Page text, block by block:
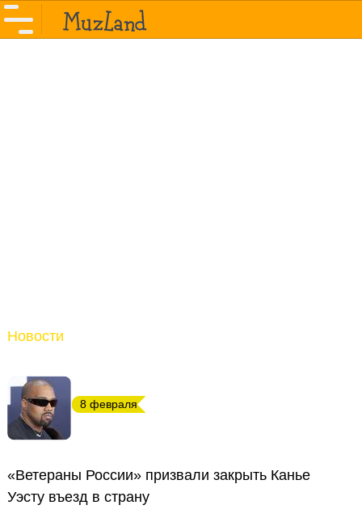
Новости
8 февраля
«Ветераны России» призвали закрыть Канье
Уэсту въезд в страну